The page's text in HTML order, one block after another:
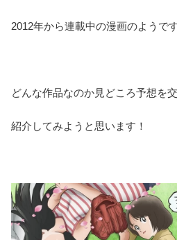
2012年から連載中の漫画のようです
どんな作品なのか見どころ予想を
紹介してみようと思います！